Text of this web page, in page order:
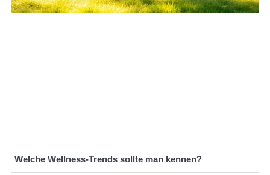
Welche Wellness-Trends sollte man kennen?